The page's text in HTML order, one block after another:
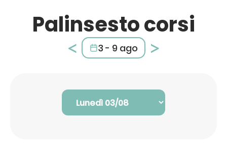
Palinsesto corsi
< 3 - 9 ago >